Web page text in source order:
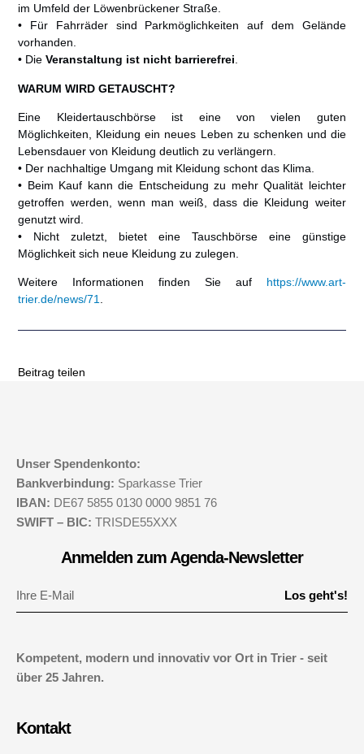
im Umfeld der Löwenbrückener Straße.
• Für Fahrräder sind Parkmöglichkeiten auf dem Gelände
vorhanden.
• DieVeranstaltung ist nicht barrierefrei
WARUM WIRD GETAUSCHT?
Eine Kleidertauschbörse ist eine von vielen guten
Möglichkeiten, Kleidung ein neues Leben zu schenken und die
Lebensdauer von Kleidung deutlich zu verlängern.
• Der nachhaltige Umgang mit Kleidung schont das Klima.
• Beim Kauf kann die Entscheidung zu mehr Qualität leichter
getroffen werden, wenn man weiß, dass die Kleidung weiter
genutzt wird.
• Nicht zuletzt, bietet eine Tauschbörse eine günstige
Möglichkeit sich neue Kleidung zu zulegen.
Weitere Informationen finden Sie auf https://www.art-
trier.de/news/71.
Beitrag teilen
Unser Spendenkonto:
Bankverbindung: Sparkasse Trier
IBAN: DE67 5855 0130 0000 9851 76
SWIFT – BIC: TRISDE55XXX
Anmelden zum Agenda-Newsletter
Los geht's!
Kompetent, modern und innovativ vor Ort in Trier - seit
über 25 Jahren.
Kontakt